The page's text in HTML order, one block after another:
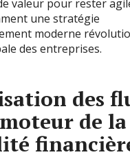
valeur pour rester
une stratégie
moderne
des entreprises.
des
de la